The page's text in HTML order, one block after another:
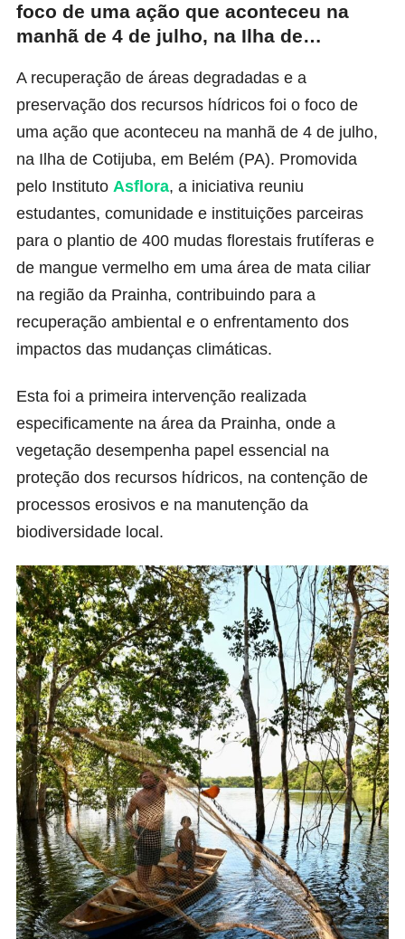
foco de uma ação que aconteceu na
manhã de 4 de julho, na Ilha de…
A recuperação de áreas degradadas e a
preservação dos recursos hídricos foi o foco de
uma ação que aconteceu na manhã de 4 de julho,
na Ilha de Cotijuba, em Belém (PA). Promovida
pelo Instituto Asflora, a iniciativa reuniu
estudantes, comunidade e instituições parceiras
para o plantio de 400 mudas florestais frutíferas e
de mangue vermelho em uma área de mata ciliar
na região da Prainha, contribuindo para a
recuperação ambiental e o enfrentamento dos
impactos das mudanças climáticas.
Esta foi a primeira intervenção realizada
especificamente na área da Prainha, onde a
vegetação desempenha papel essencial na
proteção dos recursos hídricos, na contenção de
processos erosivos e na manutenção da
biodiversidade local.